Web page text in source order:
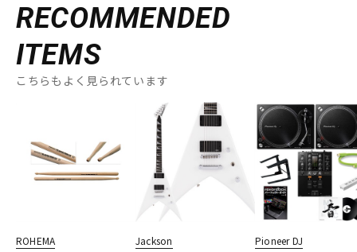
RECOMMENDED
ITEMS
こちらもよく見られています
ROHEMA
Jackson
Pioneer DJ